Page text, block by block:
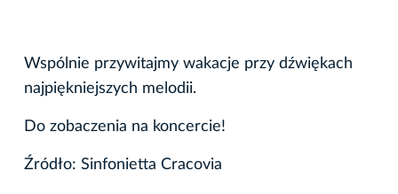
Wspólnie przywitajmy wakacje przy dźwiękach
najpiękniejszych melodii.
Do zobaczenia na koncercie!
Źródło: Sinfonietta Cracovia